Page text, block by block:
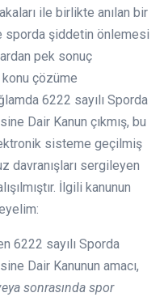
ile birlikte anılan bir
sporda şiddetin önlemesi
pek sonuç
konu çözüme
6222 sayılı Sporda
Dair Kanun çıkmış, bu
sisteme geçilmiş
sergileyen
İlgili kanunun
6222 sayılı Sporda
Dair Kanunun amacı,
sonrasında spor